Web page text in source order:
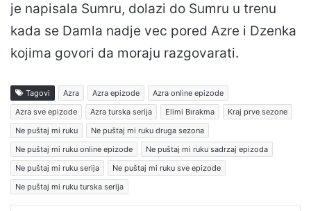
je napisala Sumru, dolazi do Sumru u trenu
kada se Damla nadje vec pored Azre i Dzenka
kojima govori da moraju razgovarati.
Tagovi Azra Azra epizode
Azra online epizode
Azra sve epizode
Azra turska serija Elimi Bırakma
Kraj prve sezone
Ne puštaj mi ruku
Ne puštaj mi ruku druga sezona
Ne puštaj mi ruku online epizode
Ne puštaj mi ruku sadrzaj epizoda
Ne puštaj mi ruku serija
Ne puštaj mi ruku sve epizode
Ne puštaj mi ruku turska serija